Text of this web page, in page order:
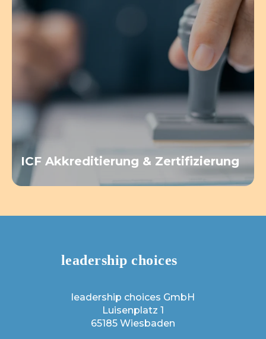
ICF Akkreditierung & Zertifizierung
leadership choices GmbH
Luisenplatz 1
65185 Wiesbaden